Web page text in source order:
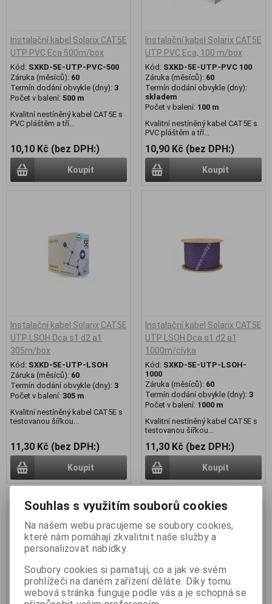
Instalační kabel Solarix CAT5E
UTP PVC Eca 500m/box
Kód: SXKD-5E-UTP-PVC-500
Záruka (měsíců): 60
Termín dodání obvykle (dny): 3
Počet v balení: 500 m
Kvalitní nestíněný kabel CAT5E s
PVC pláštěm a tří...
10,10 Kč (bez DPH:)
Koupit
Instalační kabel Solarix CAT5E
UTP PVC Eca, 100 m/box
Kód: SXKD-5E-UTP-PVC 100
Záruka (měsíců): 60
Termín dodání obvykle (dny):
skladem
Počet v balení: 100 m
Kvalitní nestíněný kabel CAT5E s
PVC pláštěm a tří...
10,90 Kč (bez DPH:)
Koupit
Instalační kabel Solarix CAT5E
UTP LSOH Dca s1 d2 a1
305m/box
Kód: SXKD-5E-UTP-LSOH
Záruka (měsíců): 60
Termín dodání obvykle (dny): 3
Počet v balení: 305 m
Kvalitní nestíněný kabel CAT5E s
testovanou šířkou...
11,30 Kč (bez DPH:)
Koupit
Instalační kabel Solarix CAT5E
UTP LSOH Dca s1 d2 a1
1000m/cívka
Kód: SXKD-5E-UTP-LSOH-
1000
Záruka (měsíců): 60
Termín dodání obvykle (dny): 3
Počet v balení: 1000 m
Kvalitní nestíněný kabel CAT5E s
testovanou šířkou...
11,30 Kč (bez DPH:)
Koupit
Novinka
Souhlas s využitím souborů cookies
Na našem webu pracujeme se soubory cookies,
které nám pomáhají zkvalitnit naše služby a
personalizovat nabídky.
Soubory cookies si pamatují, co a jak ve svém
prohlížeči na daném zařízení děláte. Díky tomu
webová stránka funguje podle vás a je schopná se